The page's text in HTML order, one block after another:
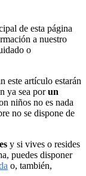
de esta página
a nuestro
o
este artículo estarán
ya sea porun
niños no es nada
no se dispone de
y si vives o resides
puedes disponer
o, también,